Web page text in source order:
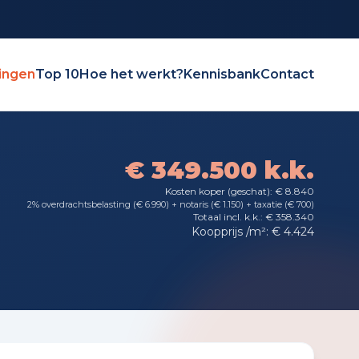
Top 10Hoe het werkt?KennisbankContact
€ 349.500 k.k.
Kosten koper (geschat): € 8.840
2% overdrachtsbelasting (€ 6.990) + notaris (€ 1.150) + taxatie (€ 700)
Totaal incl. k.k.: € 358.340
Koopprijs /m²: € 4.424